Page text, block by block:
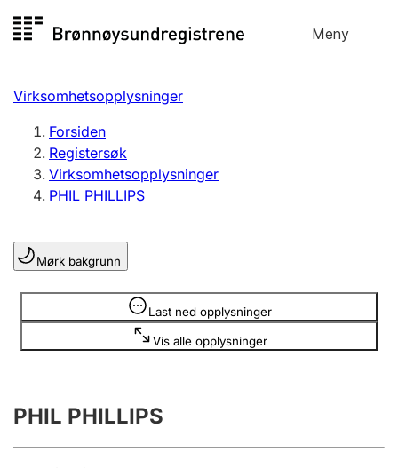
til
Meny
Registersøk
Aksjeselskap
Enkeltpersonforetak
Registrere, endre, slette
Lag og forening
Registrere, endre, slette
Innsending og forsinkelsesgebyr
Virksomhetsopplysninger
Forsiden
Registersøk
Virksomhetsopplysninger
PHIL PHILLIPS
Mørk bakgrunn
Last ned opplysninger
Vis alle opplysninger
Opplysninger er skjult
PHIL PHILLIPS